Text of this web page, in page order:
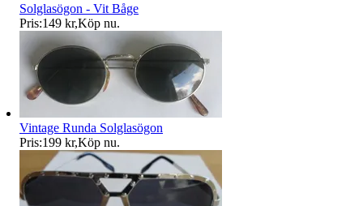
Solglasögon - Vit Båge
Pris:149 kr,Köp nu.
Vintage Runda Solglasögon
Pris:199 kr,Köp nu.